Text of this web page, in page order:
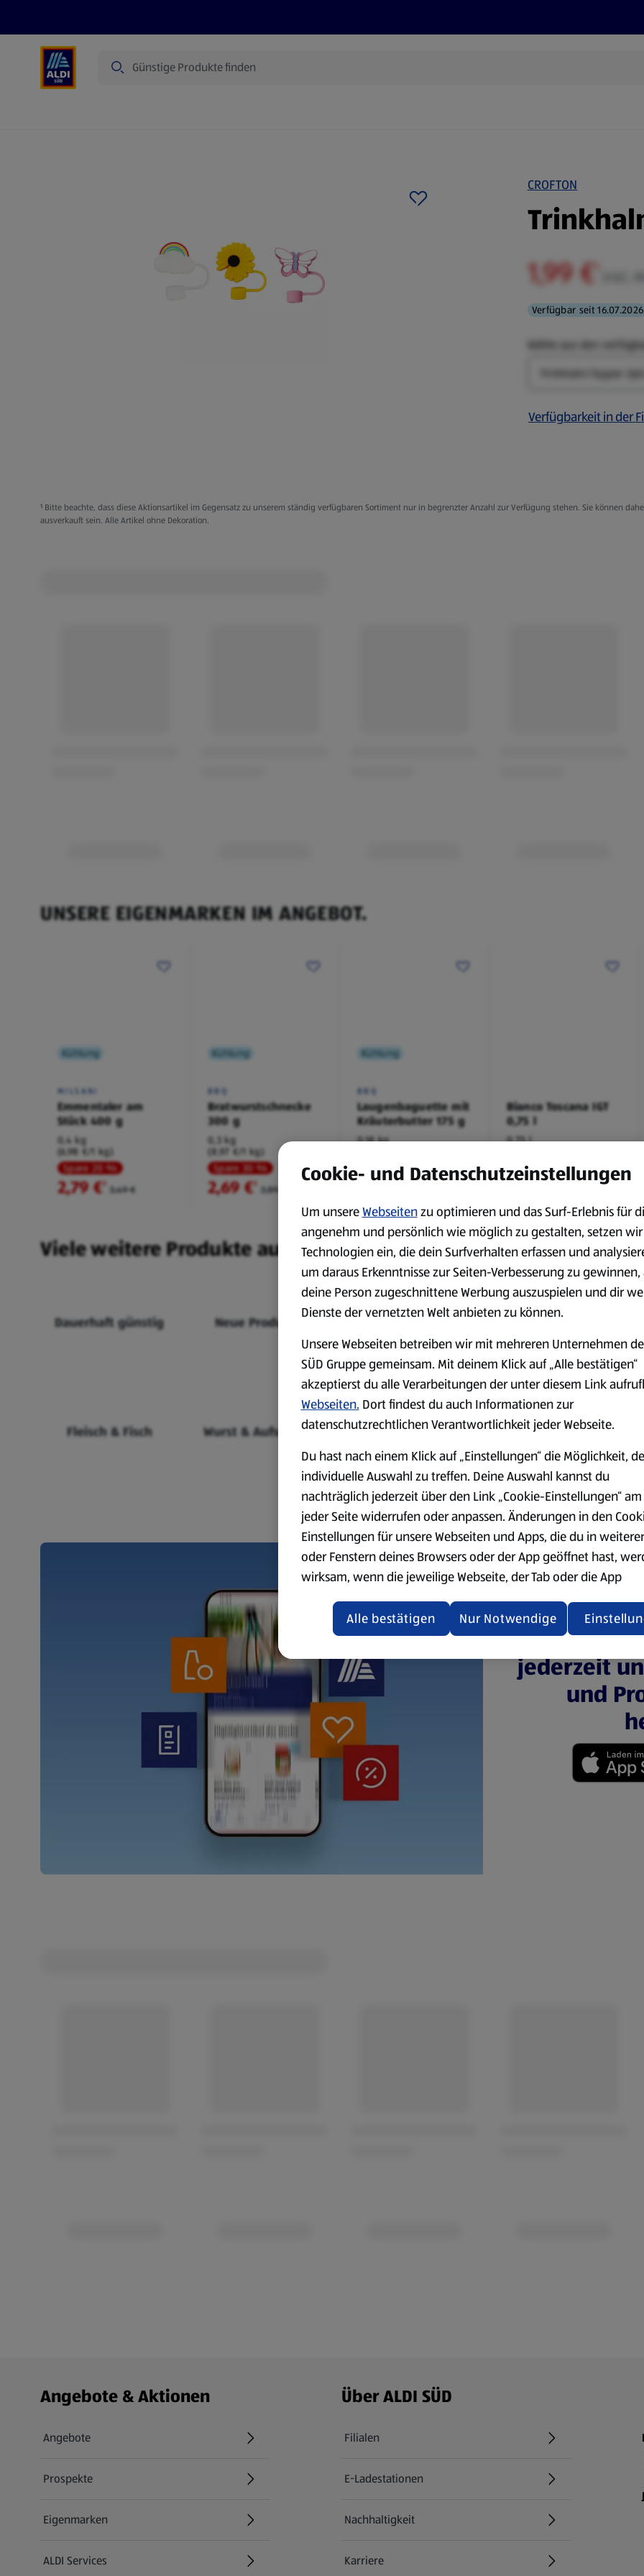
CROFTON
1,99 €
Verfügbar seit 16.07.2026
Wähle aus den
Verfügbarkeit in der
¹ Bitte beachte, dass diese Aktionsartikel im Gegensatz zu unserem ständig verfügbaren Sortiment nur in begrenzter Anzahl zur Verfügung stehen. Sie können
ausverkauft sein. Alle Artikel ohne Dekoration.
UNSERE EIGENMARKEN IM ANGEBOT.
Kühlung
MILSANI
Emmentaler am
Stück 400 g
0,4 kg
(6,98 €/1 kg)
Spare 20 %
2,79 €² 3,49 €
Kühlung
BBQ
Bratwurstschnecke
300 g
0,3 kg
(8,97 €/1 kg)
Spare 30 %
2,69 €² 3,89 €
Kühlung
BBQ
Laugenbaguette mit
Kräuterbutter 175 g
0,18 kg
Spare 38 %
0,79 €
Bianco Toscana IGT
0,75 l
0,75 l
Spare 20 %
2,79 €²
Viele weitere Produkte aus unserem Sortiment.
Dauerhaft günstig Neue Produkte Markenprodukte Bio-Produkte
Fleisch & Fisch Wurst & Aufschnitt Käse
Milchprodukte &
Eier
Mit der
jederzeit
und
Fußzeilenmenü - weitere Links
Angebote & Aktionen
Angebote
Prospekte
Eigenmarken
ALDI Services
Über ALDI SÜD
Filialen
E-Ladestationen
Nachhaltigkeit
Karriere
Cookie- und Datenschutzeinstellungen
Um unsereWebseitenzu optimieren und das Surf-Erlebnis für
angenehm und persönlich wie möglich zu gestalten, setzen wir
Technologien ein, die dein Surfverhalten erfassen und
um daraus Erkenntnisse zur Seiten-Verbesserung zu gewinnen,
deine Person zugeschnittene Werbung auszuspielen und dir
Dienste der vernetzten Welt anbieten zu können.
Unsere Webseiten betreiben wir mit mehreren Unternehmen
SÜD Gruppe gemeinsam. Mit deinem Klick auf „Alle bestätigen“
akzeptierst du alle Verarbeitungen der unter diesem Link
Webseiten. Dort findest du auch Informationen zur
datenschutzrechtlichen Verantwortlichkeit jeder Webseite.
Du hast nach einem Klick auf „Einstellungen“ die Möglichkeit,
individuelle Auswahl zu treffen. Deine Auswahl kannst du
nachträglich jederzeit über den Link „Cookie-Einstellungen“
jeder Seite widerrufen oder anpassen. Änderungen in den
Einstellungen für unsere Webseiten und Apps, die du in
oder Fenstern deines Browsers oder der App geöffnet hast,
wirksam, wenn die jeweilige Webseite, der Tab oder die App
aktualisiert oder geschlossen und anschließend wieder geöffnet
Datenschutzerklärung zur Verfügung.
Übersicht der Webseitenbetreiber und Datenschutzerklärungen
Nur Notwendige
Alle bestätigen